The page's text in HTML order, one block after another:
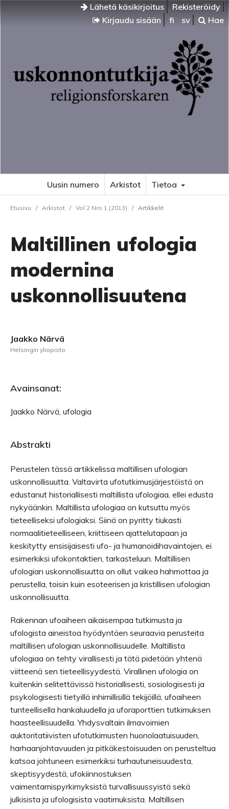
Lähetä käsikirjoitus
Rekisteröidy
Kirjaudu sisään
fi sv Hae
Uusin numero Arkistot Tietoa
Etusivu / Arkistot / Vol 2 Nro 1 (2013) / Artikkelit
Maltillinen ufologia
modernina
uskonnollisuutena
Jaakko Närvä
Helsingin yliopisto
Avainsanat:
Jaakko Närvä, ufologia
Abstrakti
Perustelen tässä artikkelissa maltillisen ufologian
uskonnollisuutta. Valtavirta ufotutkimusjärjestöistä on
edustanut historiallisesti maltillista ufologiaa, ellei edusta
nykyäänkin. Maltillista ufologiaa on kutsuttu myös
tieteelliseksi ufologiaksi. Siinä on pyritty tiukasti
normaalitieteelliseen, kriittiseen ajattelutapaan ja
keskitytty ensisijaisesti ufo- ja humanoidihavaintojen, ei
esimerkiksi ufokontaktien, tarkasteluun. Maltillisen
ufologian uskonnollisuutta on ollut vaikea hahmottaa ja
perustella, toisin kuin esoteerisen ja kristillisen ufologian
uskonnollisuutta.
Rakennan ufoaiheen aikaisempaa tutkimusta ja
ufologista aineistoa hyödyntäen seuraavia perusteita
maltillisen ufologian uskonnollisuudelle. Maltillista
ufologiaa on tehty virallisesti ja tätä pidetään yhtenä
viitteenä sen tieteellisyydestä. Virallinen ufologia on
kuitenkin selitettävissä historiallisesti, sosiologisesti ja
psykologisesti tietyillä inhimillisillä tekijöillä, ufoaiheen
tunteellisella hankaluudella ja uforaporttien tutkimuksen
haasteellisuudella. Yhdysvaltain ilmavoimien
auktoritatiivisten ufotutkimusten huonolaatuisuuden,
harhaanjohtavuuden ja pitkäkestoisuuden on perusteltua
katsoa johtuneen esimerkiksi turhautuneisuudesta,
skeptisyydestä, ufokiinnostuksen
vaimentamispyrkimyksistä turvallisuussyistä sekä
julkisista ja ufologisista vaatimuksista. Maltillisen